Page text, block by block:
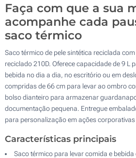
Faça com que a sua
acompanhe cada
saco térmico
Saco térmico de pele sintética reciclada
reciclado 210D. Oferece capacidade de 9 L
bebida no dia a dia, no escritório ou em
compridas de 66 cm para levar ao ombro
bolso dianteiro para armazenar
documentação pequena. Entregue
para personalização em ações corporativas
Características principais
Saco térmico para levar comida e